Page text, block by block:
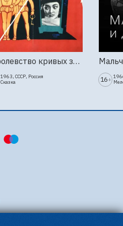
Королевство кривых зеркал (1963г., Киностудия Горького)
1963, СССР, Россия
Сказка
16+